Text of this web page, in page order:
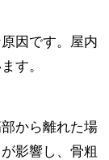
因です。屋内
す。
から離れた場
影響し、骨粗